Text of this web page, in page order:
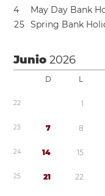
4
May Day Bank
25 Spring Bank
Junio2026
D L
22 1
23 7 8
24 14 15
25 21 22